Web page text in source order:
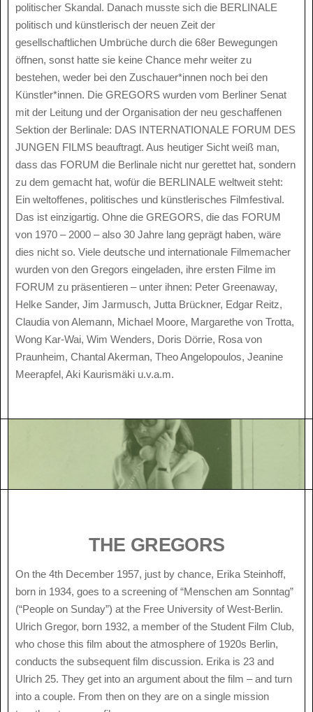
politischer Skandal. Danach musste sich die BERLINALE
politisch und künstlerisch der neuen Zeit der
gesellschaftlichen Umbrüche durch die 68er Bewegungen
öffnen, sonst hatte sie keine Chance mehr weiter zu
bestehen, weder bei den Zuschauer*innen noch bei den
Künstler*innen. Die GREGORS wurden vom Berliner Senat
mit der Leitung und der Organisation der neu geschaffenen
Sektion der Berlinale: DAS INTERNATIONALE FORUM DES
JUNGEN FILMS beauftragt. Aus heutiger Sicht weiß man,
dass das FORUM die Berlinale nicht nur gerettet hat, sondern
zu dem gemacht hat, wofür die BERLINALE weltweit steht:
Ein weltoffenes, politisches und künstlerisches Filmfestival.
Das ist einzigartig. Ohne die GREGORS, die das FORUM
von 1970 – 2000 – also 30 Jahre lang geprägt haben, wäre
dies nicht so. Viele deutsche und internationale Filmemacher
wurden von den Gregors eingeladen, ihre ersten Filme im
FORUM zu präsentieren – unter ihnen: Peter Greenaway,
Helke Sander, Jim Jarmusch, Jutta Brückner, Edgar Reitz,
Claudia von Alemann, Michael Moore, Margarethe von Trotta,
Wong Kar-Wai, Wim Wenders, Doris Dörrie, Rosa von
Praunheim, Chantal Akerman, Theo Angelopoulos, Jeanine
Meerapfel, Aki Kaurismäki u.v.a.m.
THE GREGORS
On the 4th December 1957, just by chance, Erika Steinhoff,
born in 1934, goes to a screening of “Menschen am Sonntag”
(“People on Sunday”) at the Free University of West-Berlin.
Ulrich Gregor, born 1932, a member of the Student Film Club,
who chose this film about the atmosphere of 1920s Berlin,
conducts the subsequent film discussion. Erika is 23 and
Ulrich 25. They get into an argument about the film – and turn
into a couple. From then on they are on a single mission